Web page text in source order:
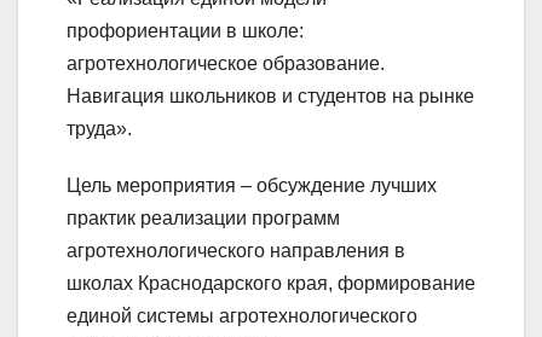
профориентации в школе:
агротехнологическое образование.
Навигация школьников и студентов на рынке
труда».
Цель мероприятия – обсуждение лучших
практик реализации программ
агротехнологического направления в
школах Краснодарского края, формирование
единой системы агротехнологического